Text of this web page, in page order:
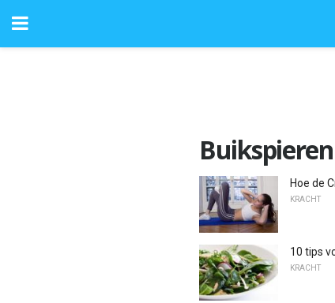
Buikspieren
Hoe de
KRACHT
10 tips
KRACHT